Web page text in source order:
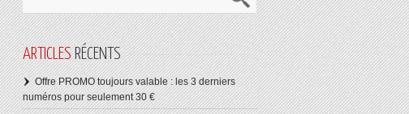
ARTICLESRÉCENTS
Offre PROMO toujours valable : les 3 derniers
numéros pour seulement 30 €